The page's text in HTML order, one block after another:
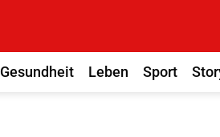
Gesundheit Leben Sport